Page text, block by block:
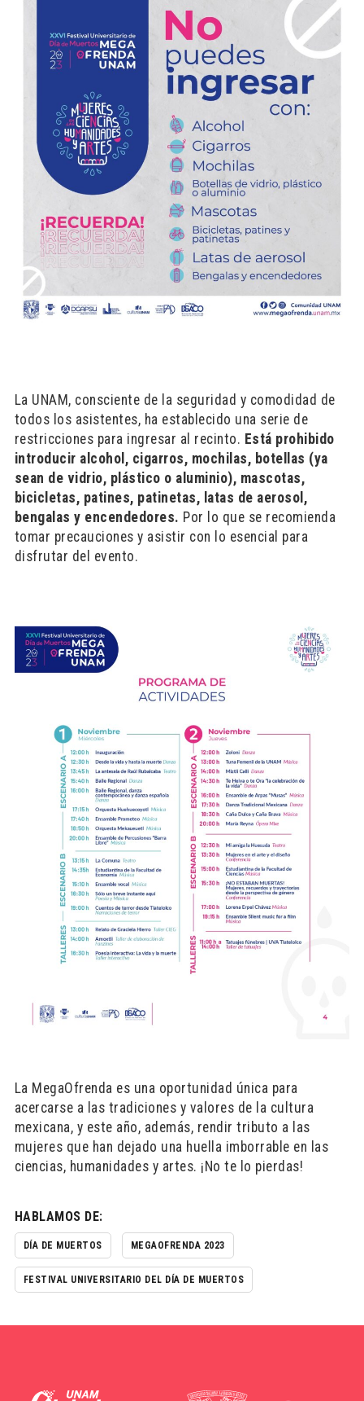
La UNAM, consciente de la seguridad y comodidad de
todos los asistentes, ha establecido una serie de
restricciones para ingresar al recinto. Está prohibido
introducir alcohol, cigarros, mochilas, botellas (ya
sean de vidrio, plástico o aluminio), mascotas,
bicicletas, patines, patinetas, latas de aerosol,
bengalas y encendedores. Por lo que se recomienda
tomar precauciones y asistir con lo esencial para
disfrutar del evento.
La MegaOfrenda es una oportunidad única para
acercarse a las tradiciones y valores de la cultura
mexicana, y este año, además, rendir tributo a las
mujeres que han dejado una huella imborrable en las
ciencias, humanidades y artes. ¡No te lo pierdas!
HABLAMOS DE:
DÍA DE MUERTOS MEGAOFRENDA 2023
FESTIVAL UNIVERSITARIO DEL DÍA DE MUERTOS